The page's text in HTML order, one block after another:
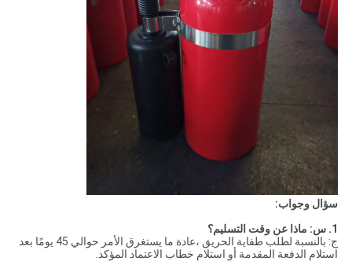
سؤال وجواب:
1. س: ماذا عن وقت التسليم؟
ج: بالنسبة لطلب طفاية الحريق ،عادة ما يستغرق الأمر حوالي 45 يومًا بعد
استلام الدفعة المقدمة أو استلام خطاب الاعتماد المؤكد.